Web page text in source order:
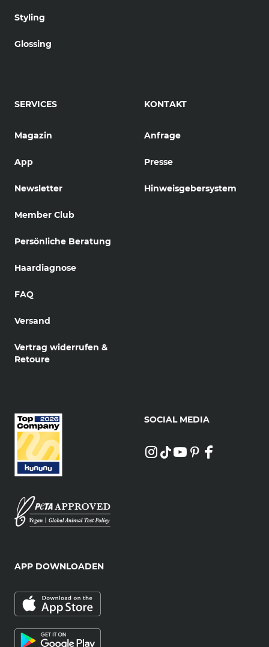
Styling
Glossing
SERVICES
Magazin
App
Newsletter
Member Club
Persönliche Beratung
Haardiagnose
FAQ
Versand
Vertrag widerrufen &
Retoure
KONTAKT
Anfrage
Presse
Hinweisgebersystem
SOCIAL MEDIA
APP DOWNLOADEN